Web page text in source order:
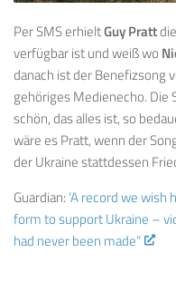
Per SMS erhieltGuy Pratt
verfügbar ist und weiß wo
danach ist der Benefizsong
gehöriges Medienecho. Die
schön, das alles ist, so
wäre es Pratt, wenn der
der Ukraine stattdessen
Guardian: ‘A record we wish
form to support Ukraine –
had never been made”